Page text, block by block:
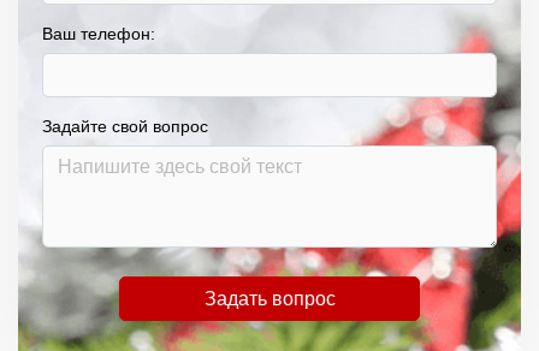
Ваш телефон:
Задайте свой вопрос
Задать вопрос